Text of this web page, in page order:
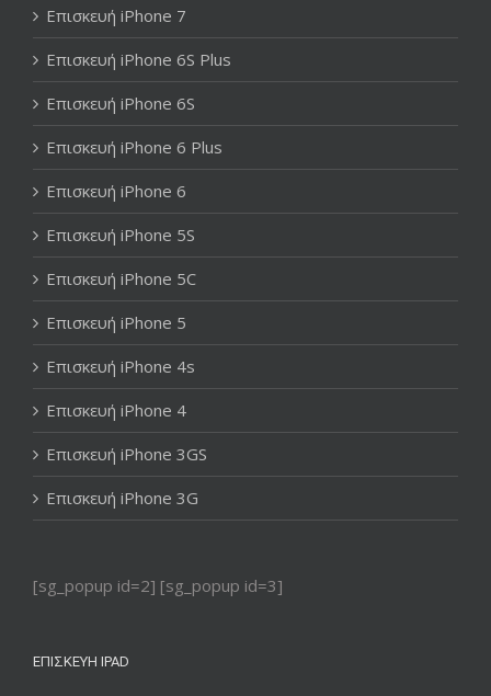
Επισκευή iPhone 7
Επισκευή iPhone 6S Plus
Επισκευή iPhone 6S
Επισκευή iPhone 6 Plus
Επισκευή iPhone 6
Επισκευή iPhone 5S
Επισκευή iPhone 5C
Επισκευή iPhone 5
Επισκευή iPhone 4s
Επισκευή iPhone 4
Επισκευή iPhone 3GS
Επισκευή iPhone 3G
[sg_popup id=2] [sg_popup id=3]
ΕΠΙΣΚΕΥΉ IPAD